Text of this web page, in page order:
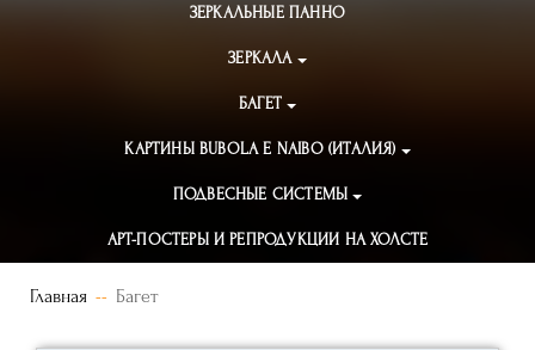
ЗЕРКАЛЬНЫЕ ПАННО
ЗЕРКАЛА
БАГЕТ
КАРТИНЫ BUBOLA E NAIBO (ИТАЛИЯ)
ПОДВЕСНЫЕ СИСТЕМЫ
АРТ-ПОСТЕРЫ И РЕПРОДУКЦИИ НА ХОЛСТЕ
Главная Багет